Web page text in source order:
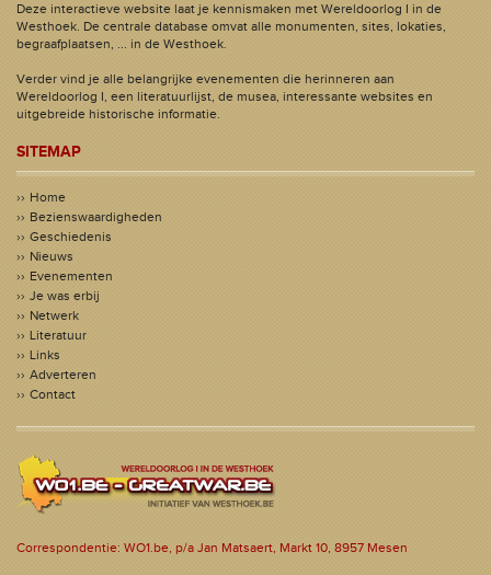
Deze interactieve website laat je kennismaken met Wereldoorlog I in de
Westhoek. De centrale database omvat alle monumenten, sites, lokaties,
begraafplaatsen, ... in de Westhoek.
Verder vind je alle belangrijke evenementen die herinneren aan
Wereldoorlog I, een literatuurlijst, de musea, interessante websites en
uitgebreide historische informatie.
SITEMAP
Home
Bezienswaardigheden
Geschiedenis
Nieuws
Evenementen
Je was erbij
Netwerk
Literatuur
Links
Adverteren
Contact
Correspondentie: WO1.be, p/a Jan Matsaert, Markt 10, 8957 Mesen